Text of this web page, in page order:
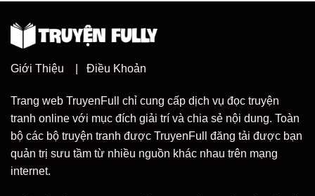
Giới Thiệu Điều Khoản
Trang web TruyenFull chỉ cung cấp dịch vụ đọc truyện
tranh online với mục đích giải trí và chia sẻ nội dung. Toàn
bộ các bộ truyện tranh được TruyenFull đăng tải được bạn
quản trị sưu tầm từ nhiều nguồn khác nhau trên mạng
internet.